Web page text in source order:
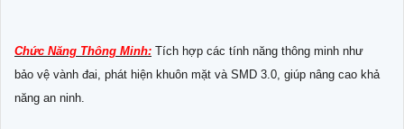
Chức Năng Thông Minh: Tích hợp các tính năng thông minh như
bảo vệ vành đai, phát hiện khuôn mặt và SMD 3.0, giúp nâng cao khả
năng an ninh.